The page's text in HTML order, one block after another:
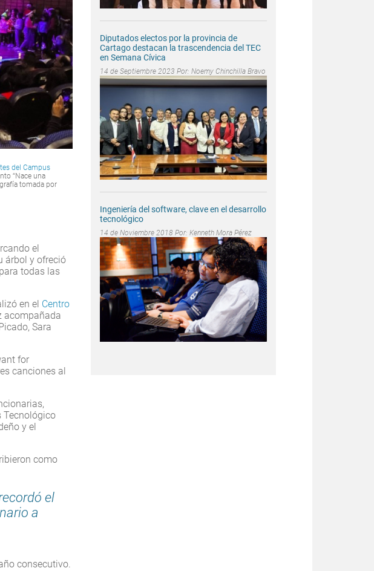
del Campus
“Nace una
tomada por
el
árbol y ofreció
todas las
en el Centro
acompañada
Sara
for
canciones al
Tecnológico
y el
como
el
a
consecutivo.
Diputados electos por la provincia de
Cartago destacan la trascendencia del TEC
en Semana Cívica
14 de Septiembre 2023 Por: Noemy Chinchilla Bravo
Ingeniería del software, clave en el desarrollo
tecnológico
14 de Noviembre 2018 Por: Kenneth Mora Pérez